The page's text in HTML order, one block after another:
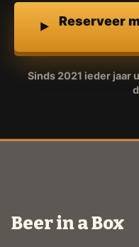
Reserveer
Sinds 2021 ieder jaar
Beer in a Box